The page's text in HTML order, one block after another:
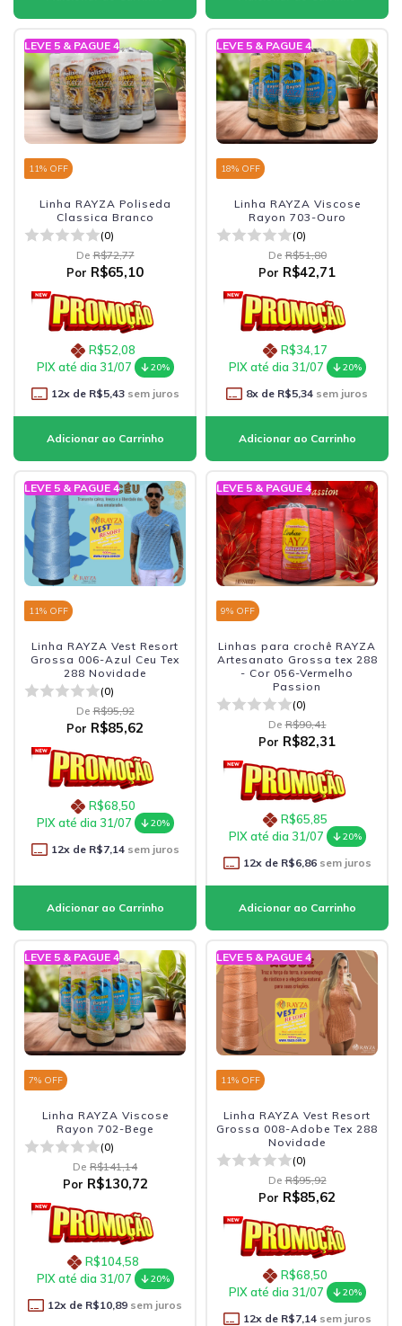
LEVE 5 & PAGUE 4
11% OFF
Linha RAYZA Poliseda
Classica Branco
(0)
De R$72,77
Por R$65,10
R$52,08
PIX até dia 31/07
20%
12x de R$5,43sem juros
LEVE 5 & PAGUE 4
18% OFF
Linha RAYZA Viscose
Rayon 703-Ouro
(0)
De R$51,80
Por R$42,71
R$34,17
PIX até dia 31/07
20%
8x de R$5,34 sem juros
LEVE 5 & PAGUE 4
11% OFF
Linha RAYZA Vest Resort
Grossa 006-Azul Ceu Tex
288 Novidade
(0)
De R$95,92
Por R$85,62
R$68,50
PIX até dia 31/07
20%
12x de R$7,14sem juros
LEVE 5 & PAGUE 4
9% OFF
Linhas para crochê RAYZA
Artesanato Grossa tex 288
- Cor 056-Vermelho
Passion
(0)
De R$90,41
Por R$82,31
R$65,85
PIX até dia 31/07
20%
12x de R$6,86sem juros
LEVE 5 & PAGUE 4
7% OFF
Linha RAYZA Viscose
Rayon 702-Bege
(0)
De R$141,14
Por R$130,72
R$104,58
PIX até dia 31/07
20%
12x de R$10,89 sem juros
LEVE 5 & PAGUE 4
11% OFF
Linha RAYZA Vest Resort
Grossa 008-Adobe Tex 288
Novidade
(0)
De R$95,92
Por R$85,62
R$68,50
PIX até dia 31/07
20%
12x de R$7,14sem juros